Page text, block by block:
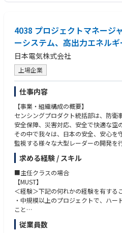
新事業も若手が中心となり進めるオー
ワークライフバランスについても36
に反映させるために労働組合も設置し
【BPO（ビジネスプロセスアウトソー
自社の業務プロセスを一括して戦略的
法です。
BPOサービスは深刻な人材不足や昨今
右肩上がりで成長しており、今後も更
す。
そんなBPO業界で当社は国内売上
POエンジニアとして、日本を代表す
務を効率化するか」といった業務改善
そのため、当社では設計から効果分析
一括して行うことが可能です。
▼先輩社員の声やキャリアパス等、採
す！https://www.trans-
4038 プロジェクトマネージ
ーシステム、高出力エネル
日本電気株式会社
上場企業
仕事内容
【事業・組織構成の概要】
センシングプロダクト統括部は、防衛
安全保障、災害対応、安全で快適な空
その中で我々は、日本の安全、安心を
監視する様々な大型レーダーの開発を
道ミサイル、軍事衛星、スペースデブ
端の技術を保有しています。移動式の
100％を誇っており、日本で最初のス
ています。提案、システム設計、基本
をベンダーと協力し、数年間の期間を
び高出力エネルギー装置を開発してい
nec.com/recruit/dept/ans/index.html
求める経験 / スキル
■主任クラスの場合
【MUST】
＜経験＞下記の何れかの経験を有するこ
・中規模以上のプロジェクトで、ハ
こと
・お客様への提案、技術説明などを直
・プロジェクトリーダー経験
従業員数